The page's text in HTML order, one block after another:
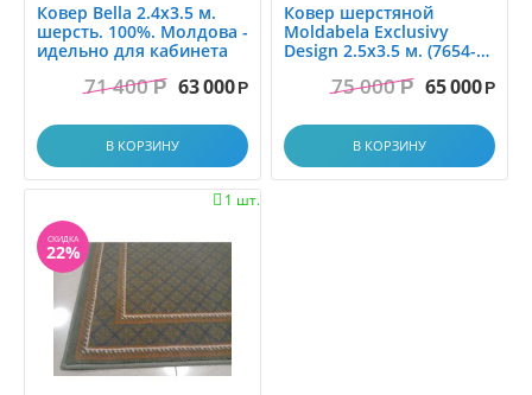
Ковер Bella 2.4x3.5 м.
шерсть. 100%. Молдова -
идельно для кабинета
71 400 Р 63 000 Р
В КОРЗИНУ
Ковер шерстяной
Moldabela Exclusivу
Design 2.5x3.5 м. (7654-1-
75 000 Р 65 000 Р
В КОРЗИНУ
1 шт.

СКИДКА
22%